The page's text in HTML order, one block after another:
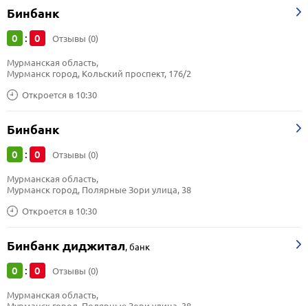
Бинбанк
0 : 0 Отзывы (0)
Откроется в 10:30
Мурманская область,
Мурманск город, Кольский проспект, 176/2
Бинбанк
0 : 0 Отзывы (0)
Откроется в 10:30
Мурманская область,
Мурманск город, Полярные Зори улица, 38
Бинбанк диджитал,банк
0 : 0 Отзывы (0)
Мурманская область,